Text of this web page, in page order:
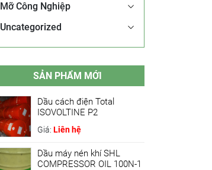
Mỡ Công Nghiệp
Uncategorized
SẢN PHẨM MỚI
Dầu cách điện Total
ISOVOLTINE P2
Giá: Liên hệ
Dầu máy nén khí SHL
COMPRESSOR OIL 100N-1